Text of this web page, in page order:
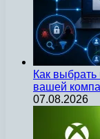
Как выбрать
вашей
07.08.2026